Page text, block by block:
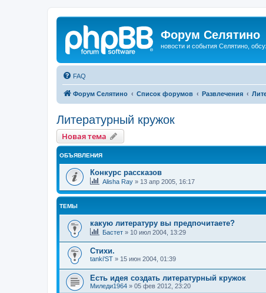
Форум Селятино
новости и события Селятино,
FAQ
Форум Селятино Список форумов Развлечения
Литературный кружок
Новая тема
ОБЪЯВЛЕНИЯ
Конкурс рассказов
Alisha Ray » 13 апр 2005, 16:17
ТЕМЫ
какую литературу вы предпочитаете?
Бастет » 10 июл 2004, 13:29
Стихи.
tanki'ST » 15 июн 2004, 01:39
Есть идея создать литературный кружок
Миледи1964 » 05 фев 2012, 23:20